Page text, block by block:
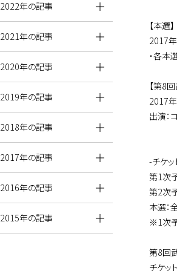
【本選】
2017
・各本
【第8
2017
出演：
-チケッ
第1次
第2次
本選：
※1次予
第8回
チケッ
2022年の記事
2021年の記事
2020年の記事
2019年の記事
2018年の記事
2017年の記事
2016年の記事
2015年の記事